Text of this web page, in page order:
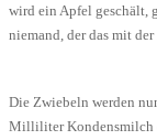
wird ein Apfel geschält,
niemand, der das mit
Die Zwiebeln werden
Milliliter Kondensmilch